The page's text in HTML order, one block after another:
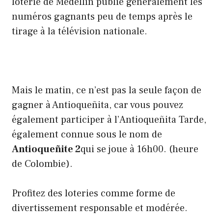
numéros gagnants peu de temps après le
tirage à la télévision nationale.
Mais le matin, ce n’est pas la seule façon de
gagner à Antioqueñita, car vous pouvez
également participer à l’Antioqueñita Tarde,
également connue sous le nom de
Antioqueñite 2qui se joue à 16h00. (heure
de Colombie).
Profitez des loteries comme forme de
divertissement responsable et modérée.